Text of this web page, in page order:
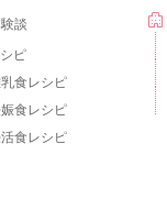
談
ピ
食レシピ
食レシピ
食レシピ